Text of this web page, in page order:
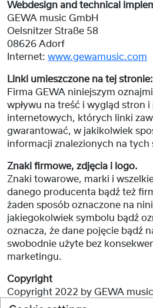
Webdesign and technical
GEWA music GmbH
Oelsnitzer Straße 58
08626 Adorf
Internet: www.gewamusic.com
Linki umieszczone na tej stronie:
Firma GEWA niniejszym
wpływu na treść i wygląd stron
internetowych, których linki
gwarantować, w jakikolwiek
informacji znalezionych na tych
Znaki firmowe, zdjęcia i logo.
Znaki towarowe, marki i
danego producenta bądź też
żaden sposób oznaczone na
jakiegokolwiek symbolu bądź
oznacza, że dane pojęcie bądź
swobodnie użyte bez
marketingu.
Copyright
Copyright 2022 by GEWA
Wszelkie prawa zatrzeżone.